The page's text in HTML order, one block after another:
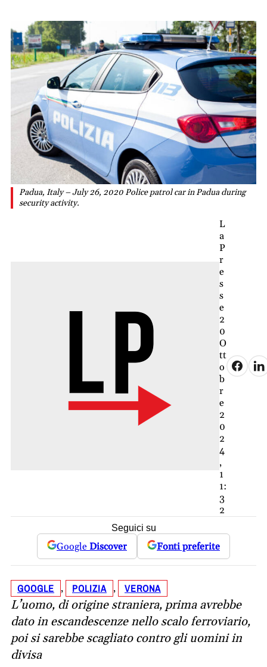
Padua, Italy – July 26, 2020 Police patrol car in Padua during
security activity.
L
a
P
r
e
s
s
e
2
0
O
tt
o
b
r
e
2
0
2
4
,
1
1:
3
2
Seguici su
Google Discover Fonti preferite
GOOGLE , POLIZIA , VERONA
L’uomo, di origine straniera, prima avrebbe
dato in escandescenze nello scalo ferroviario,
poi si sarebbe scagliato contro gli uomini in
divisa